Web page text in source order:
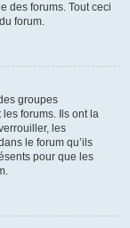
des forums. Tout ceci
forum.
groupes
forums. Ils ont la
les
le forum qu’ils
pour que les